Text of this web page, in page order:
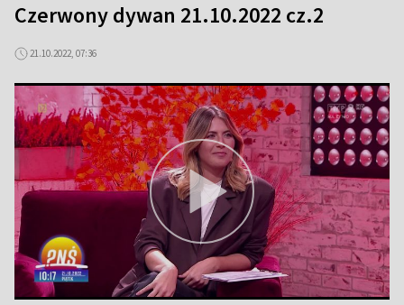
Czerwony dywan 21.10.2022 cz.2
21.10.2022, 07:36